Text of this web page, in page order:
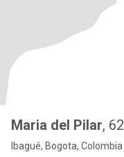
Maria del Pilar, 62
Ibagué, Bogota, Colombia